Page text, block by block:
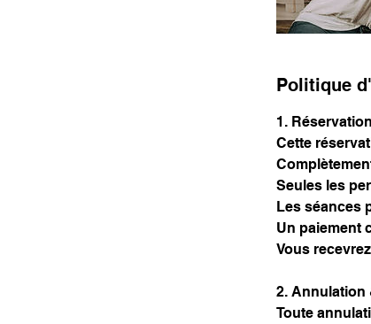
Politique
1.
Cette
Seules les
Les séances
Un paiement
Vous
2. Annulation
Toute